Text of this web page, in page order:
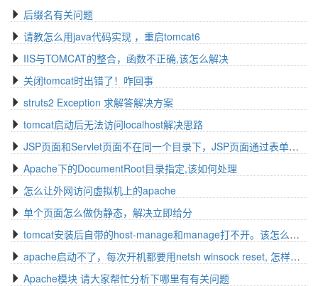
后缀名有关问题
请教怎么用java代码实现 ，重启tomcat6
IIS与TOMCAT的整合，函数不正确,该怎么解决
关闭tomcat时出错了！咋回事
struts2 Exception 求解答解决方案
tomcat启动后无法访问localhost解决思路
JSP页面和Servlet页面不在同一个目录下，JSP页面通过表单的action怎么跳转到servlet页面
Apache下的DocumentRoot目录指定,该如何处理
怎么让外网访问虚拟机上的apache
单个页面怎么做伪静态，解决立即给分
tomcat安装后自带的host-manage和manage打不开。该怎么解决
apache启动不了，每次开机都要用netsh winsock reset, 怎样解决？解决思路
Apache模块 请大家帮忙分析下哪里有有关问题